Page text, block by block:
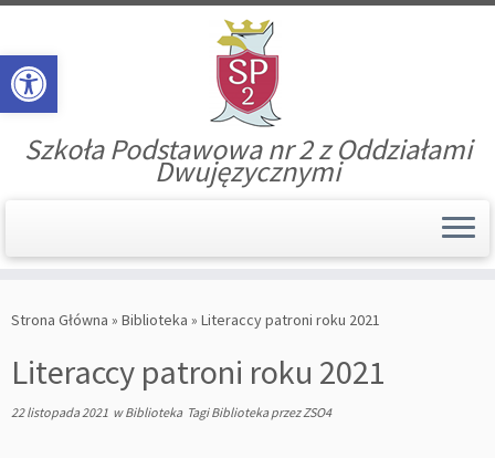
Open toolbar
to
Szkoła Podstawowa nr 2 z Oddziałami
Dwujęzycznymi
Strona Główna » Biblioteka » Literaccy patroni roku 2021
Literaccy patroni roku 2021
22 listopada 2021 wBiblioteka TagiBibliotekaprzezZSO4